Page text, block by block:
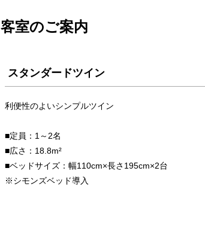
客室のご案内
スタンダードツイン
利便性のよいシンプルツイン
■定員：1～2名
■広さ：18.8m²
■ベッドサイズ：幅110cm×長さ195cm×2台
※シモンズベッド導入